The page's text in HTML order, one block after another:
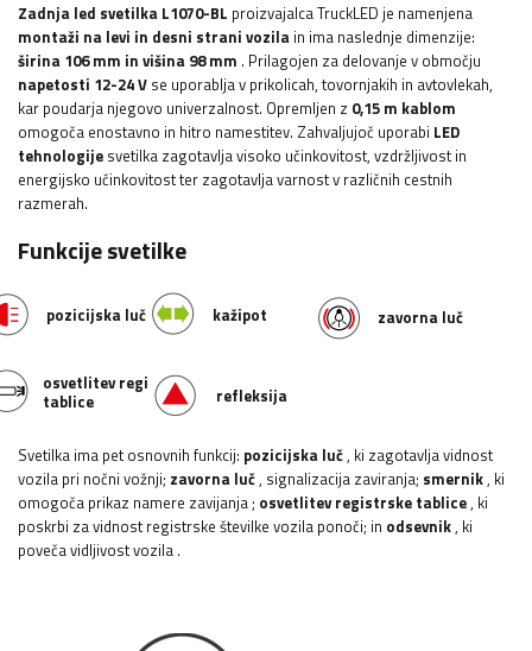
Zadnja led svetilka L1070-BL proizvajalca TruckLED je namenjena
montaži na levi in ​​desni strani vozila in ima naslednje dimenzije:
širina 106 mm in višina 98 mm . Prilagojen za delovanje v območju
napetosti 12-24 V se uporablja v prikolicah, tovornjakih in avtovlekah,
kar poudarja njegovo univerzalnost. Opremljen z 0,15 m kablom
omogoča enostavno in hitro namestitev. Zahvaljujoč uporabi LED
tehnologije svetilka zagotavlja visoko učinkovitost, vzdržljivost in
energijsko učinkovitost ter zagotavlja varnost v različnih cestnih
razmerah.
Funkcije svetilke
pozicijska luč
osvetlitev registrske
tablice
kažipot
refleksija
zavorna luč
Svetilka ima pet osnovnih funkcij: pozicijska luč, ki zagotavlja vidnost
vozila pri nočni vožnji; zavorna luč, signalizacija zaviranja; smernik, ki
omogoča prikaz namere zavijanja; osvetlitev registrske tablice, ki
poskrbi za vidnost registrske številke vozila ponoči; in odsevnik, ki
poveča vidljivost vozila .